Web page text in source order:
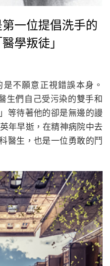
一位提倡洗手的
學叛徒」
不願意正視錯誤本身。
生們自己受污染的雙手和
等待著他的卻是無邊的謾
年早逝，在精神病院中去
醫生，也是一位勇敢的鬥